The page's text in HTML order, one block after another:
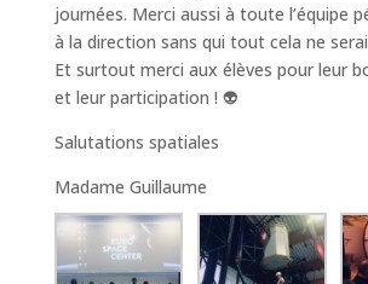
journées. Merci aussi à toute l’équipe
à la direction sans qui tout cela ne
Et surtout merci aux élèves pour leur
et leur participation ! 👽
Salutations spatiales
Madame Guillaume